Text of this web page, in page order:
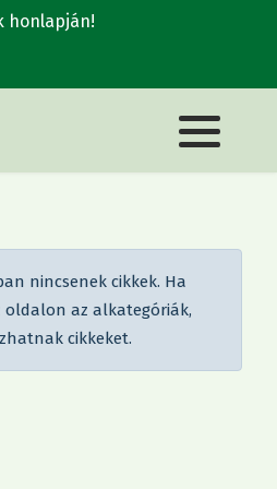
honlapján!
nincsenek cikkek. Ha
oldalon az alkategóriák,
cikkeket.